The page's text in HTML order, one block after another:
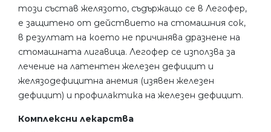
този състав желязото, съдържащо се в Легофер,
е защитено от действието на стомашния сок,
в резултат на което не причинява дразнене на
стомашната лигавица. Легофер се използва за
лечение на латентен железен дефицит и
желязодефицитна анемия (изявен железен
дефицит) и профилактика на железен дефицит.
Комплексни лекарства